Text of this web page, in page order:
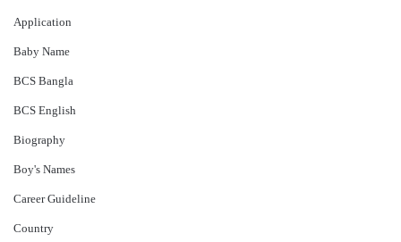
Application
Baby Name
BCS Bangla
BCS English
Biography
Boy's Names
Career Guideline
Country